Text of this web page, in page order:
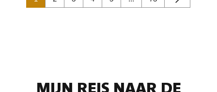
MIJN REIS NAAR DE